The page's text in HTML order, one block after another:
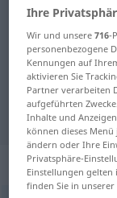
für
"lavette"
Ihre
Wir und unsere716-
personenbezogene
Kennungen auf
aktivieren Sie
Partner verarbeiten
aufgeführten
Inhalte und
können dieses
ändern oder Ihre
Privatsphäre-
Einstellungen
finden Sie in